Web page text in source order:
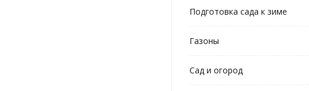
Подготовка сада к зиме
Газоны
Сад и огород